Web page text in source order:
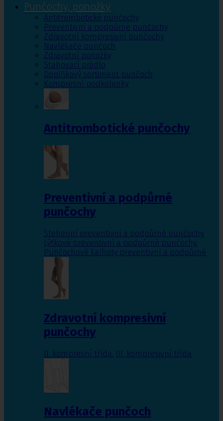
Punčochy, ponožky
Antitrombotické punčochy
Preventivní a podpůrné punčochy
Zdravotní kompresivní punčochy
Navlékače punčoch
Zdravotní ponožky
Stahovací prádlo
Doplňkový sortiment punčoch
Kompresní podkolenky
Antitrombotické punčochy
Preventivní a podpůrné
punčochy
Stehenní preventivní a podpůrné punčochy,
Lýtkové preventivní a podpůrné punčochy,
Punčochové kalhoty preventivní a podpůrné
Zdravotní kompresivní
punčochy
II. kompresní třída III. kompresivní třída
Navlékače punčoch